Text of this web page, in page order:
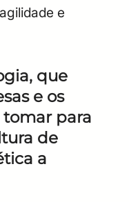
e
que
e os
para
de
a